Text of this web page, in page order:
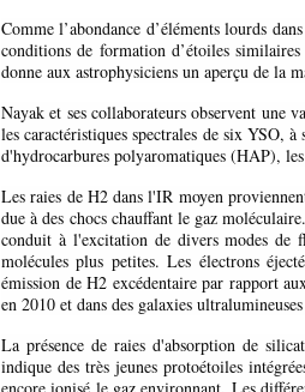
Comme l’abondance d’éléments lourds
conditions de formation d’étoiles
donne aux astrophysiciens un aperçu de la
Nayak et ses collaborateurs observent une
les caractéristiques spectrales de six YSO,
d'hydrocarbures polyaromatiques (HAP),
Les raies de H2 dans l'IR moyen
due à des chocs chauffant le gaz
conduit à l'excitation de divers modes de
molécules plus petites. Les électrons
émission de H2 excédentaire par rapport
en 2010 et dans des galaxies
La présence de raies d'absorption de
indique des très jeunes protoétoiles